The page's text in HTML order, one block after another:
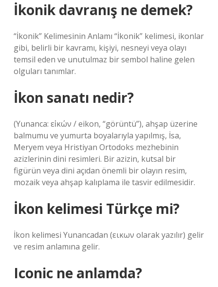
İkonik davranış ne demek?
“İkonik” Kelimesinin Anlamı “İkonik” kelimesi, ikonlar
gibi, belirli bir kavramı, kişiyi, nesneyi veya olayı
temsil eden ve unutulmaz bir sembol haline gelen
olguları tanımlar.
İkon sanatı nedir?
(Yunanca: εἰκών / eikon, “görüntü”), ahşap üzerine
balmumu ve yumurta boyalarıyla yapılmış, İsa,
Meryem veya Hristiyan Ortodoks mezhebinin
azizlerinin dini resimleri. Bir azizin, kutsal bir
figürün veya dini açıdan önemli bir olayın resim,
mozaik veya ahşap kalıplama ile tasvir edilmesidir.
İkon kelimesi Türkçe mi?
İkon kelimesi Yunancadan (εικων olarak yazılır) gelir
ve resim anlamına gelir.
Iconic ne anlamda?